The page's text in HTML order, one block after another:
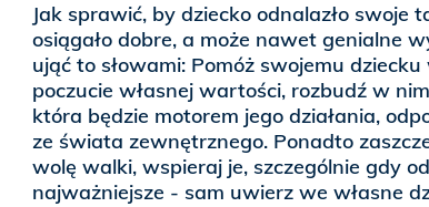
Jak sprawić, by dziecko odnalazło swoje
osiągało dobre, a może nawet genialne
ująć to słowami: Pomóż swojemu
poczucie własnej wartości, rozbudź w
która będzie motorem jego działania,
ze świata zewnętrznego. Ponadto
wolę walki, wspieraj je, szczególnie gdy
najważniejsze - sam uwierz we własne